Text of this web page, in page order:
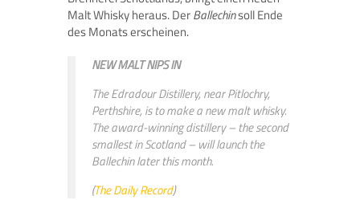
Malt Whisky heraus. DerBallechinsoll Ende
des Monats erscheinen.
NEW MALT NIPS IN
The Edradour Distillery, near Pitlochry,
Perthshire, is to make a new malt whisky.
The award-winning distillery – the second
smallest in Scotland – will launch the
Ballechin later this month.
(The Daily Record)